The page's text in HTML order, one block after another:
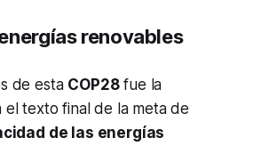
renovables
de esta COP28fue la
el texto final de la meta de
de las energías